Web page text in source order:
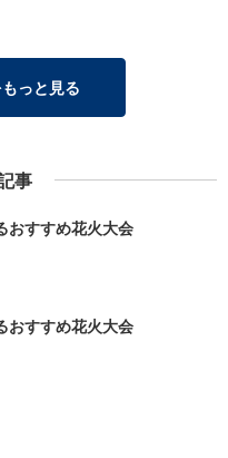
っと見る
事
おすすめ花火大会
おすすめ花火大会